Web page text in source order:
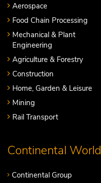
Aerospace
Food Chain Processing
Mechanical & Plant
Engineering
Agriculture & Forestry
Construction
Home, Garden & Leisure
Mining
Rail Transport
Continental World
Continental Group